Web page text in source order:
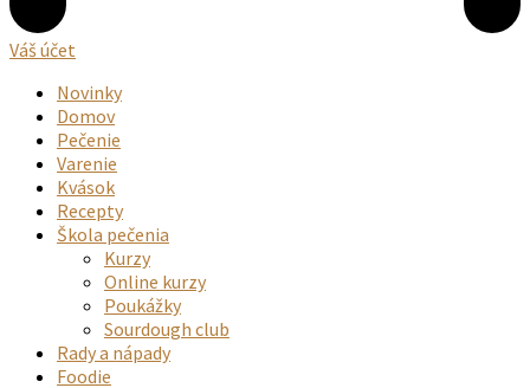
Váš účet
Novinky
Domov
Pečenie
Varenie
Kvások
Recepty
Škola pečenia
Kurzy
Online kurzy
Poukážky
Sourdough club
Rady a nápady
Foodie